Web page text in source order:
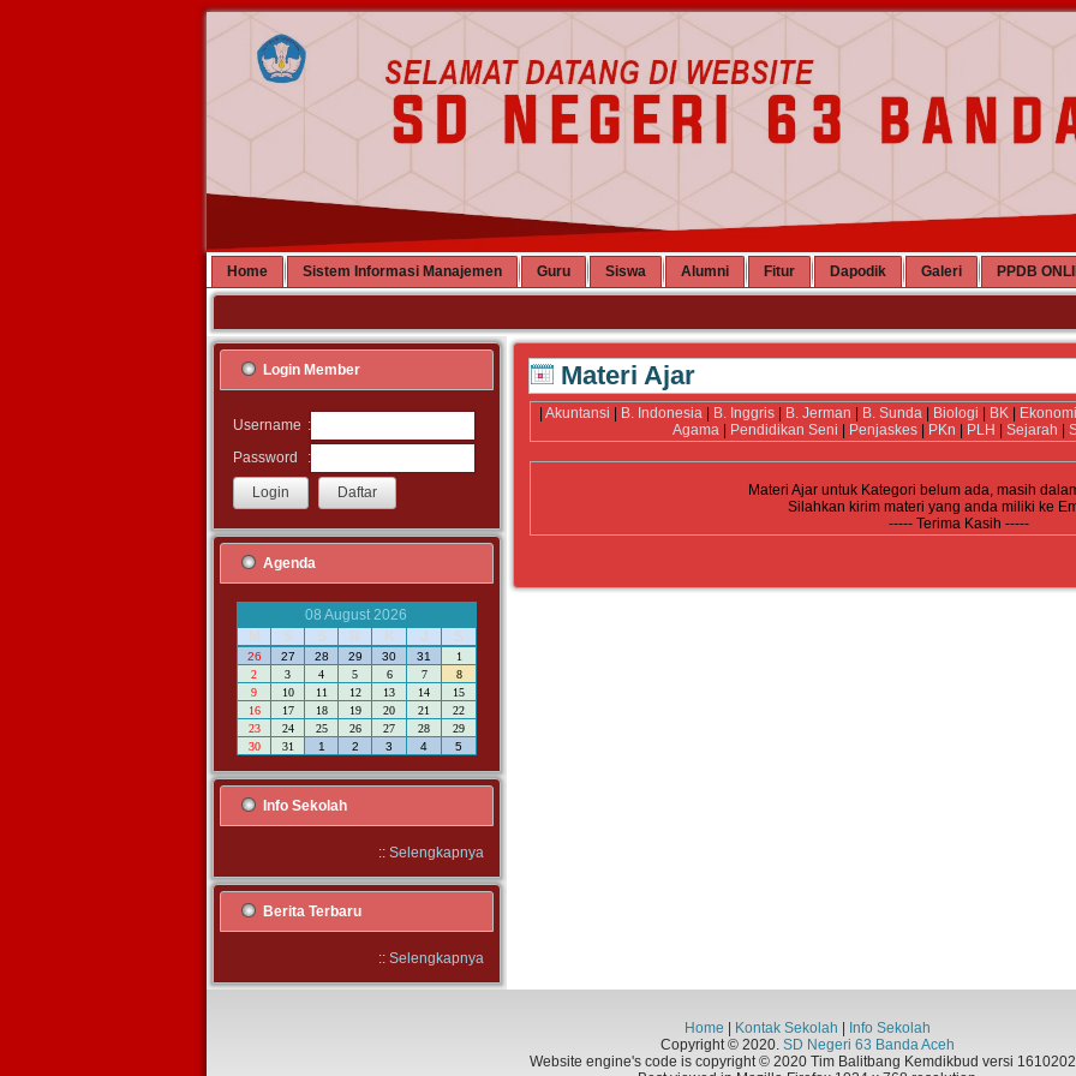
Home Sistem Informasi Manajemen Guru Siswa Alumni Fitur Dapodik Galeri PPDB
Login Member
Username :
Password
:
Agenda
08 August 2026
M
S S R K J S
26 27 28 29 30 31
1
2
3 4 5 6 7
8
9
10 11 12 13 14
15
16
17 18 19 20 21
22
23
24 25 26 27 28
29
30
31 1 2 3 4 5
Info Sekolah
:: Selengkapnya
Berita Terbaru
:: Selengkapnya
Materi Ajar
Akuntansi B. Indonesia B. Inggris B. Jerman B. Sunda Biologi BK
Ekonomi
Agama| Pendidikan Seni Penjaskes| PKn PLH Sejarah
Materi Ajar untuk Kategori belum ada, masih
Silahkan kirim materi yang anda miliki ke
----- Terima Kasih -----
Home Kontak Sekolah
Info Sekolah
Copyright © 2020. SD Negeri 63 Banda Aceh
Website engine's code is copyright © 2020 Tim Balitbang Kemdikbud versi